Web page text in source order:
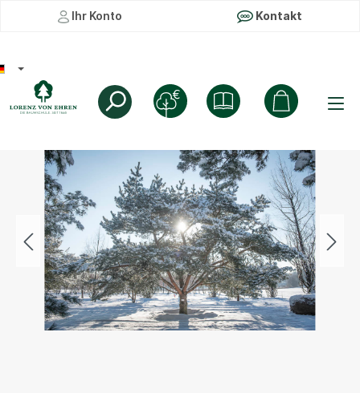
Ihr Konto Kontakt